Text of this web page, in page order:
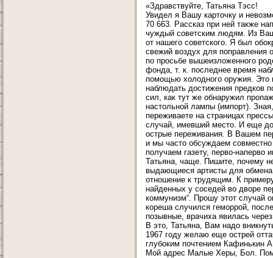
«Здравствуйте, Татьяна Тэсс!
Увидел я Вашу карточку и
70 663. Рассказ при ней также
чуждый советским людям. Из
от нашего советского. Я был
свежий воздух для поправления
по просьбе вышеизложенного
фонда, т. к. последнее время
помощью холодного оружия. Это
наблюдать достижения предков
сил, как тут же обнаружил
настольной лампы (импорт).
переживаете на страницах
случай, имевший место. И еще
острые переживания. В Вашем
и мы часто обсуждаем
получаем газету, перво-
Татьяна, чаще. Пишите, почему
выдающиеся артисты для
отношение к трудящим. К
найденных у соседей во дворе
коммунизм“. Прошу этот случай
кореша случился геморрой,
позывные, врачиха явилась
В это, Татьяна, Вам надо
1967 году желаю еще острей
глубоким почтением Кафинькин
Мой адрес Малые Херы, Бол.